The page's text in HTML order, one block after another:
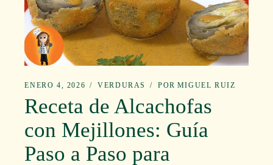
ENERO 4, 2026 VERDURAS POR MIGUEL RUIZ
Receta de Alcachofas
con Mejillones: Guía
Paso a Paso para